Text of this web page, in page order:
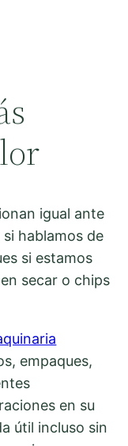
igual ante
hablamos de
si estamos
secar o chips
empaques,
en su
útil incluso sin